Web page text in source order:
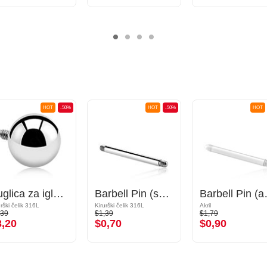
-50%
HOT
Kuglica za igle s unutarnjim navojem (kirurški čelik, srebrna, sjajna završna obrada)
čelik 316L
-50%
HOT
Barbell Pin (surgical steel, silver, shiny finish)
Kirurški čelik 316L
$1,39
$0,70
HOT
Akril
$1,79
$0,90